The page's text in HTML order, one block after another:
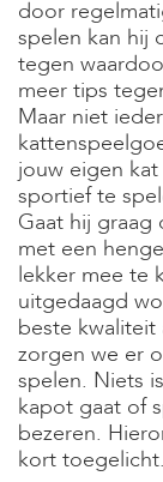
e
r
H
o
n
d
e
n
K
a
t
t
e
n
K
n
a
a
door
spelen kan hij
tegen
meer tips
Maar niet
jouw eigen
sportief te
Gaat hij
met een
lekker mee te
uitgedaagd
beste
zorgen we er
spelen. Niets
kapot gaat of
bezeren.
kort toegelicht.